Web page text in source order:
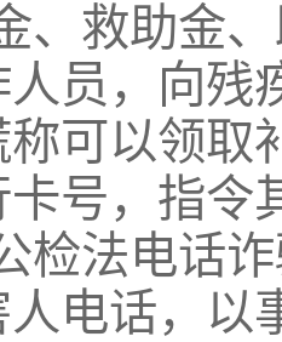
、救助金
员，向残
可以领取
号，指令
检法电话
人电话，以